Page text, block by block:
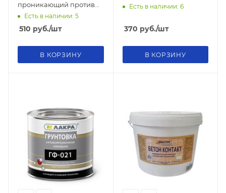
проникающий против
плесени
Есть в наличии: 5
510 руб./шт
В КОРЗИНУ
Есть в наличии: 6
370 руб./шт
В КОРЗИНУ